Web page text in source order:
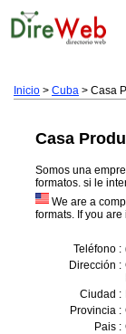
Inicio > Cuba > Casa
Casa
Somos una
formatos. si le
We are a
formats. If you
Teléfono :
Dirección :
Ciudad :
Provincia :
Pais :